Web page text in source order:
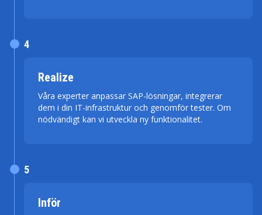
Realize
Våra experter anpassar SAP-lösningar, integrerar
dem i din IT-infrastruktur och genomför tester. Om
nödvändigt kan vi utveckla ny funktionalitet.
4
Inför
5